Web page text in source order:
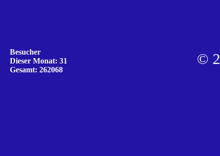
Besucher
Dieser Monat: 31
Gesamt: 262068
©